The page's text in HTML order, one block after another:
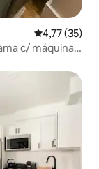
4,77 de uma
4,77 (35)
c/ máquina